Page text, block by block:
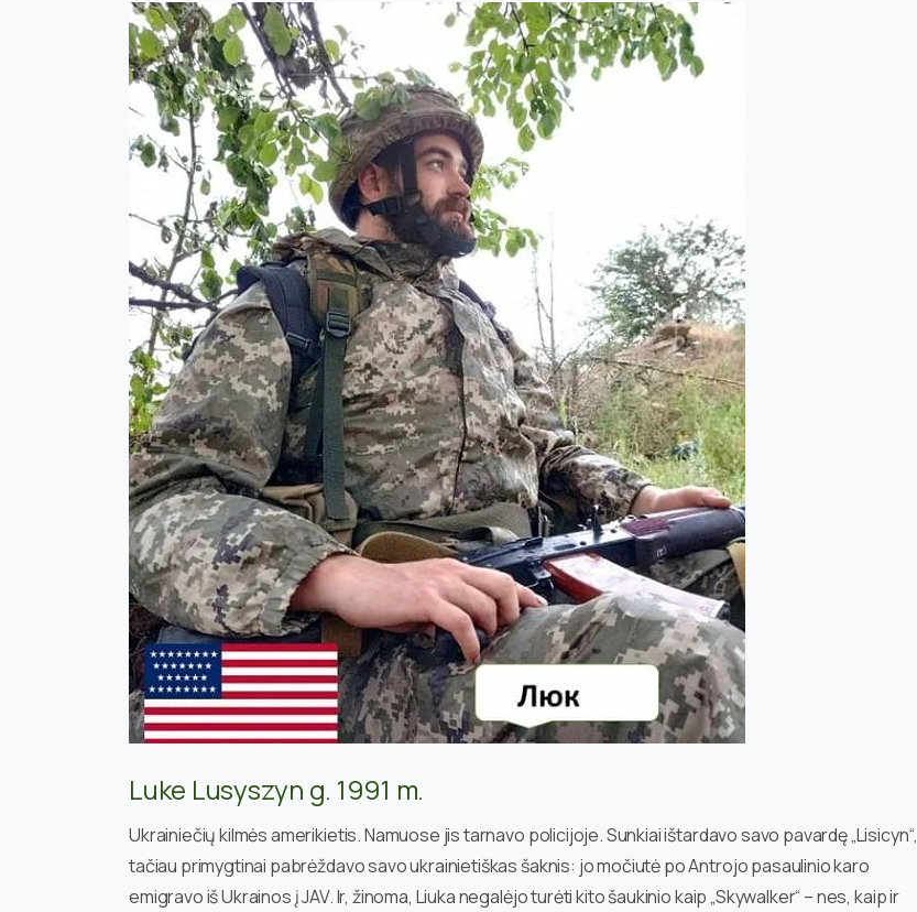
Luke Lusyszyn g. 1991 m.
Ukrainiečių kilmės amerikietis. Namuose jis tarnavo policijoje. Sunkiai ištardavo savo pavardę „Lisicyn“,
tačiau primygtinai pabrėždavo savo ukrainietiškas šaknis: jo močiutė po Antrojo pasaulinio karo
emigravo iš Ukrainos į JAV. Ir, žinoma, Liuka negalėjo turėti kito šaukinio kaip „Skywalker“ – nes, kaip ir